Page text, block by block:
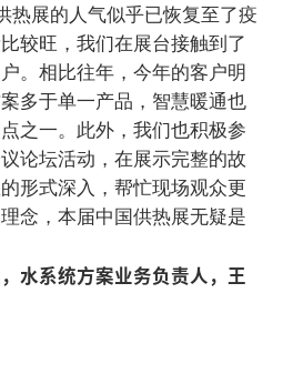
热展的人气似乎已恢复至了疫
较旺，我们在展台接触到了
。相比往年，今年的客户明
多于单一产品，智慧暖通也
之一。此外，我们也积极参
论坛活动，在展示完整的故
形式深入，帮忙现场观众更
念，本届中国供热展无疑是
水系统方案业务负责人，王